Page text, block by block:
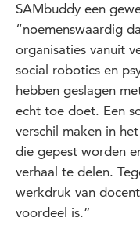
SAMbuddy een
“noemenswaardig
organisaties vanuit
social robotics en
hebben geslagen
echt toe doet. Een
verschil maken in
die gepest worden
verhaal te delen.
werkdruk van
voordeel is.”